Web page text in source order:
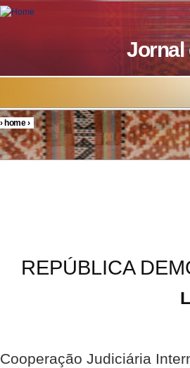
Skip to main content
Jornal
You are here
›home›
REPÚBLICA
Cooperação Judiciária